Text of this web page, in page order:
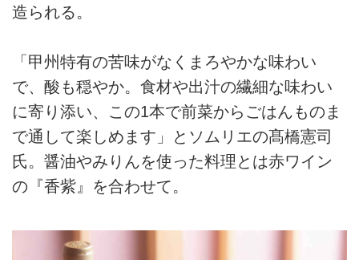
造られる。
「甲州特有の苦味がなくまろやかな味わい
で、酸も穏やか。食材や出汁の繊細な味わい
に寄り添い、この1本で前菜からごはんものま
で通して楽しめます」とソムリエの髙橋憲司
氏。醤油やみりんを使った料理とは赤ワイン
の『香紫』を合わせて。